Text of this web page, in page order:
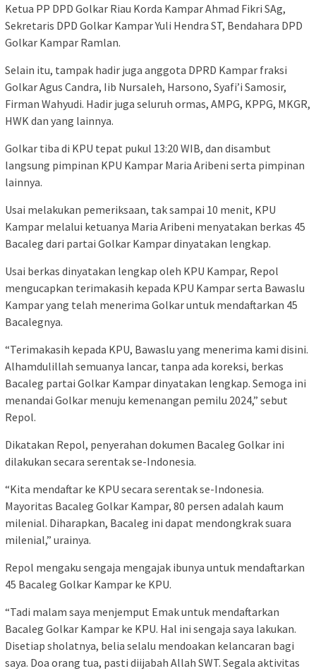
Ketua PP DPD Golkar Riau Korda Kampar Ahmad Fikri SAg,
Sekretaris DPD Golkar Kampar Yuli Hendra ST, Bendahara DPD
Golkar Kampar Ramlan.
Selain itu, tampak hadir juga anggota DPRD Kampar fraksi
Golkar Agus Candra, Iib Nursaleh, Harsono, Syafi’i Samosir,
Firman Wahyudi. Hadir juga seluruh ormas, AMPG, KPPG, MKGR,
HWK dan yang lainnya.
Golkar tiba di KPU tepat pukul 13:20 WIB, dan disambut
langsung pimpinan KPU Kampar Maria Aribeni serta pimpinan
lainnya.
Usai melakukan pemeriksaan, tak sampai 10 menit, KPU
Kampar melalui ketuanya Maria Aribeni menyatakan berkas 45
Bacaleg dari partai Golkar Kampar dinyatakan lengkap.
Usai berkas dinyatakan lengkap oleh KPU Kampar, Repol
mengucapkan terimakasih kepada KPU Kampar serta Bawaslu
Kampar yang telah menerima Golkar untuk mendaftarkan 45
Bacalegnya.
“Terimakasih kepada KPU, Bawaslu yang menerima kami disini.
Alhamdulillah semuanya lancar, tanpa ada koreksi, berkas
Bacaleg partai Golkar Kampar dinyatakan lengkap. Semoga ini
menandai Golkar menuju kemenangan pemilu 2024,” sebut
Repol.
Dikatakan Repol, penyerahan dokumen Bacaleg Golkar ini
dilakukan secara serentak se-Indonesia.
“Kita mendaftar ke KPU secara serentak se-Indonesia.
Mayoritas Bacaleg Golkar Kampar, 80 persen adalah kaum
milenial. Diharapkan, Bacaleg ini dapat mendongkrak suara
milenial,” urainya.
Repol mengaku sengaja mengajak ibunya untuk mendaftarkan
45 Bacaleg Golkar Kampar ke KPU.
“Tadi malam saya menjemput Emak untuk mendaftarkan
Bacaleg Golkar Kampar ke KPU. Hal ini sengaja saya lakukan.
Disetiap sholatnya, belia selalu mendoakan kelancaran bagi
saya. Doa orang tua, pasti diijabah Allah SWT. Segala aktivitas